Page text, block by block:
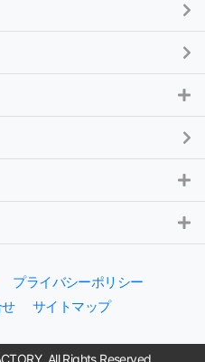
プライバシーポリシー
サイトマップ
All Rights Reserved.